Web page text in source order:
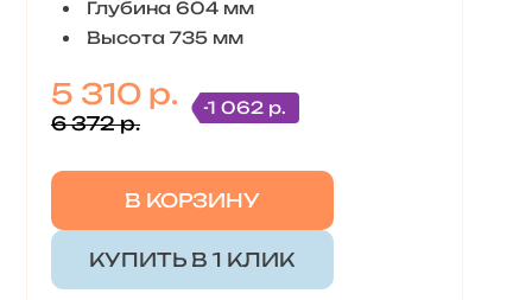
Глубина 604 мм
Высота 735 мм
5 310 р.
6 372 р.
-1 062 р.
В КОРЗИНУ
КУПИТЬ В 1 КЛИК